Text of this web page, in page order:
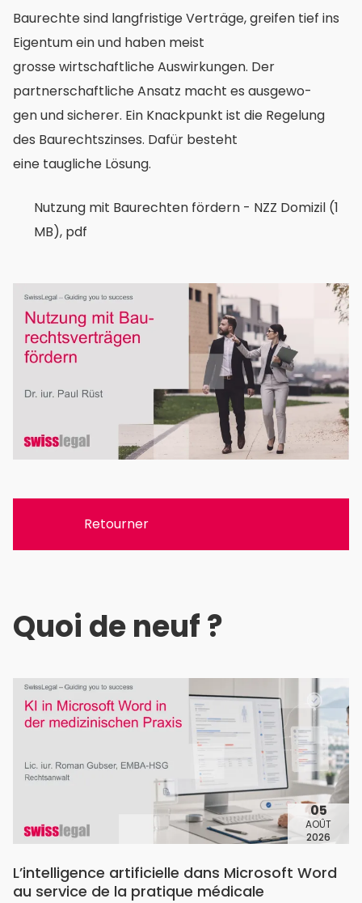
Baurechte sind langfristige Verträge, greifen tief ins
Eigentum ein und haben meist
grosse wirtschaftliche Auswirkungen. Der
partnerschaftliche Ansatz macht es ausgewo-
gen und sicherer. Ein Knackpunkt ist die Regelung
des Baurechtszinses. Dafür besteht
eine taugliche Lösung.
documents
Nutzung mit Baurechten fördern - NZZ Domizil (1
MB), pdf
images
Retourner
Quoi de neuf ?
05
AOÛT
2026
L’intelligence artificielle dans Microsoft Word
au service de la pratique médicale